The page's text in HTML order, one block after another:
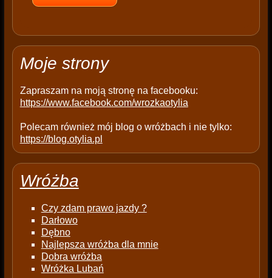
e
p
y
Moje strony
Zapraszam na moją stronę na facebooku:
https://www.facebook.com/wrozkaotylia
Polecam również mój blog o wróżbach i nie tylko:
https://blog.otylia.pl
Wróżba
Czy zdam prawo jazdy ?
Darłowo
Dębno
Najlepsza wróżba dla mnie
Dobra wróżba
Wróżka Lubań